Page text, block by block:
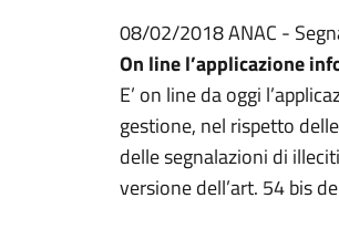
08/02/2018 ANAC -
On line l’applicazione
E’ on line da oggi
gestione, nel rispetto
delle segnalazioni di
versione dell’art. 54 bis